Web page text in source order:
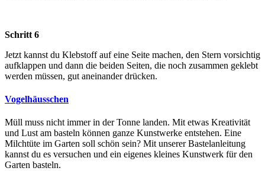
Schritt 6
Jetzt kannst du Klebstoff auf eine Seite machen, den Stern vorsichtig
aufklappen und dann die beiden Seiten, die noch zusammen geklebt
werden müssen, gut aneinander drücken.
Vogelhäusschen
Müll muss nicht immer in der Tonne landen. Mit etwas Kreativität
und Lust am basteln können ganze Kunstwerke entstehen. Eine
Milchtüte im Garten soll schön sein? Mit unserer Bastelanleitung
kannst du es versuchen und ein eigenes kleines Kunstwerk für den
Garten basteln.